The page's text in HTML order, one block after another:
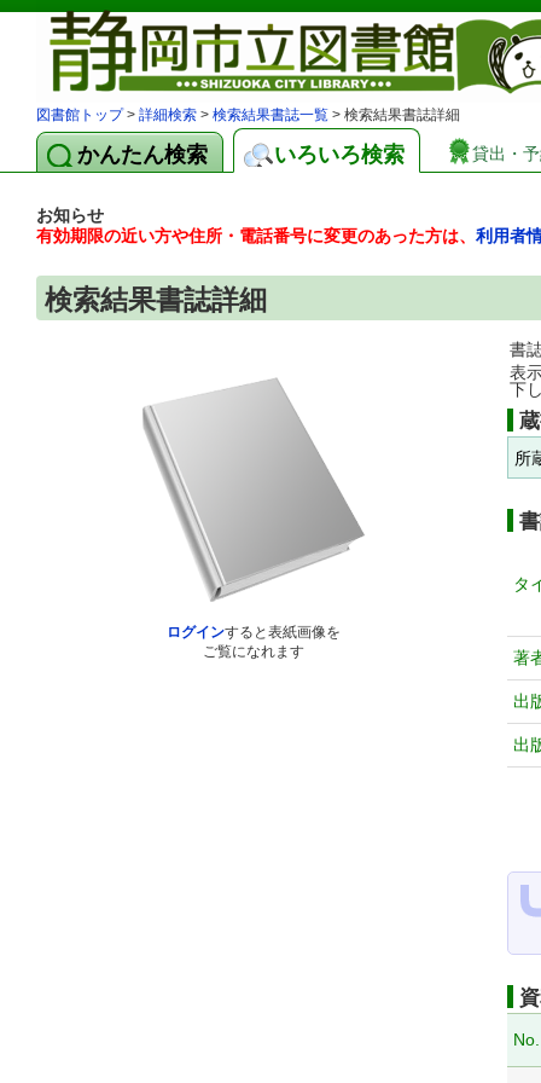
図書館トップ> 詳細検索 > 検索結果書誌一覧 > 検索結果書誌詳細
かんたん検索 いろいろ検索 貸出・
お知らせ
有効期限の近い方や住所・電話番号に変更のあった方は、 利用者
検索結果書誌詳細
ログインすると表紙画像を
ご覧になれます
書
表
下
所
タ
著
出
出
No.